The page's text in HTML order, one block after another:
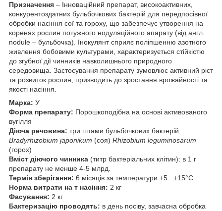
Призначення – Інноваційний препарат, високоактивних,
конкурентоздатних бульбочкових бактерій для передпосівної
обробки насіння сої та гороху, що забезпечує утворення на
коренях рослин потужного нодуляційного апарату (від англ.
nodule – бульбочка). Інокулянт сприяє поліпшенню азотного
живлення бобовими культурами, характеризується стійкістю
до згубної дії чинників навколишнього природного
середовища. Застосування препарату зумовлює активний ріст
та розвиток рослин, призводить до зростання врожайності та
якості насіння.
Марка: У
Форма препарату: Порошкоподібна на основі активованого
вугілля
Діюча речовина: три штами бульбочкових бактерій
Bradyrhizobium japonikum (соя) Rhizobium leguminosarum
(горох)
Вміст діючого чинника (титр бактеріальних клітин): в 1 г
препарату не менше 4-5 млрд.
Термін зберігання: 6 місяців за температури +5...+15°C
Норма витрати на т насіння: 2 кг
Фасування: 2 кг
Бактеризацію проводять: в день посіву, завчасна обробка